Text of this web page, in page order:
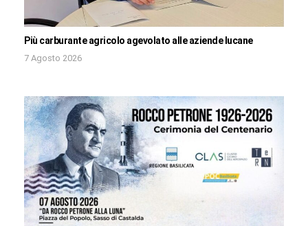
Più carburante agricolo agevolato alle aziende lucane
7 Agosto 2026